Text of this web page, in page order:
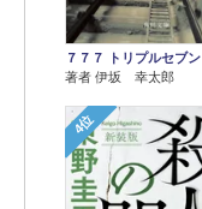
７７７ トリプルセブン
著者 伊坂 幸太郎
4位